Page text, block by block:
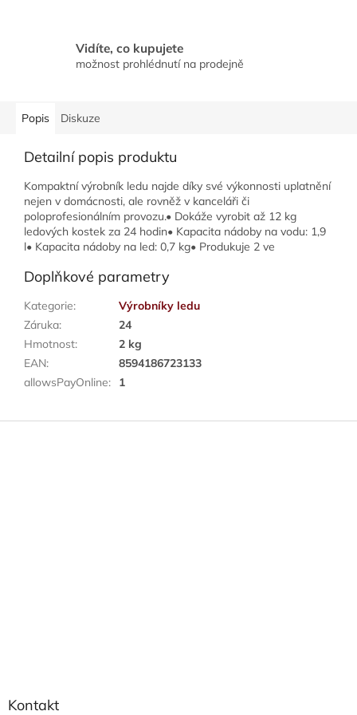
Vidíte, co kupujete
možnost prohlédnutí na prodejně
Popis Diskuze
Detailní popis produktu
Kompaktní výrobník ledu najde díky své výkonnosti uplatnění
nejen v domácnosti, ale rovněž v kanceláři či
poloprofesionálním provozu.• Dokáže vyrobit až 12 kg
ledových kostek za 24 hodin• Kapacita nádoby na vodu: 1,9
l• Kapacita nádoby na led: 0,7 kg• Produkuje 2 ve
Doplňkové parametry
Kategorie:
Výrobníky ledu
Záruka:
24
Hmotnost:
2 kg
EAN:
8594186723133
allowsPayOnline: 1
Kontakt